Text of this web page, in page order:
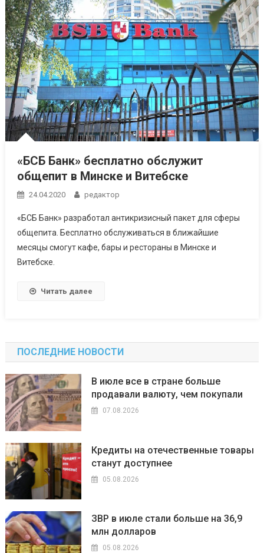
«БСБ Банк» бесплатно обслужит
общепит в Минске и Витебске
24.04.2020 редактор
«БСБ Банк» разработал антикризисный пакет для сферы
общепита. Бесплатно обслуживаться в ближайшие
месяцы смогут кафе, бары и рестораны в Минске и
Витебске.
Читать далее
ПОСЛЕДНИЕ НОВОСТИ
В июле все в стране больше
продавали валюту, чем покупали
07.08.2026
Кредиты на отечественные товары
станут доступнее
05.08.2026
ЗВР в июле стали больше на 36,9
млн долларов
05.08.2026